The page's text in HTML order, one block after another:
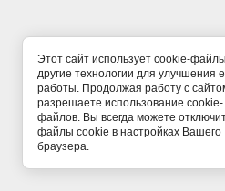
Этот сайт использует cookie-
другие технологии для улучшения
работы. Продолжая работу с
разрешаете использование cookie-
файлов. Вы всегда можете
файлы cookie в настройках Вашего
браузера.